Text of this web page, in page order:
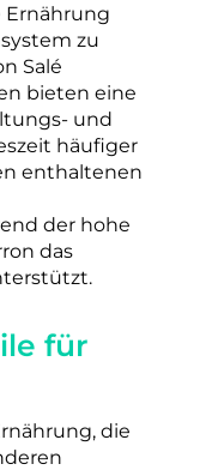
zu
Salé
bieten eine
und
häufiger
enthaltenen
der hohe
das
für
die